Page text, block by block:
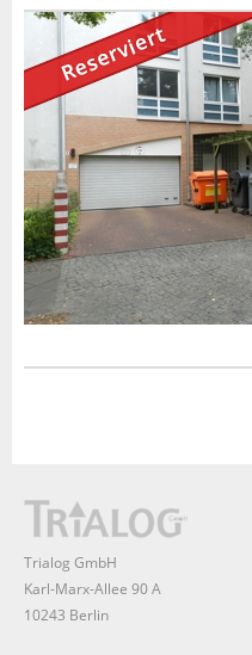
Trialog GmbH
Karl-Marx-Allee 90 A
10243 Berlin